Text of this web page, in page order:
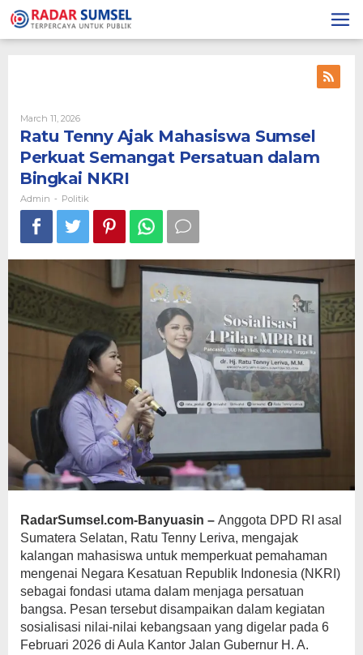
Skip
to
content
March 11, 2026
Ratu Tenny Ajak Mahasiswa Sumsel
Perkuat Semangat Persatuan dalam
Bingkai NKRI
Admin - Politik
RadarSumsel.com-Banyuasin – Anggota DPD RI asal
Sumatera Selatan, Ratu Tenny Leriva, mengajak
kalangan mahasiswa untuk memperkuat pemahaman
mengenai Negara Kesatuan Republik Indonesia (NKRI)
sebagai fondasi utama dalam menjaga persatuan
bangsa. Pesan tersebut disampaikan dalam kegiatan
sosialisasi nilai-nilai kebangsaan yang digelar pada 6
Februari 2026 di Aula Kantor Jalan Gubernur H. A.